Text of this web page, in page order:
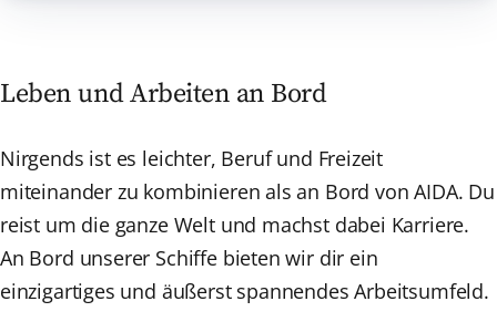
Leben und Arbeiten an Bord
Nirgends ist es leichter, Beruf und Freizeit
miteinander zu kombinieren als an Bord von AIDA. Du
reist um die ganze Welt und machst dabei Karriere.
An Bord unserer Schiffe bieten wir dir ein
einzigartiges und äußerst spannendes Arbeitsumfeld.